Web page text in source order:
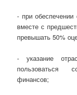
- при
вместе с
превышать 50%
- указание
пользоваться
финансов;